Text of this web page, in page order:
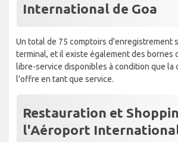
International de Goa
Un total de 75 comptoirs d'enregistrement
terminal, et il existe également des bornes
libre-service disponibles à condition que la
l'offre en tant que service.
Restauration et
l'Aéroport International